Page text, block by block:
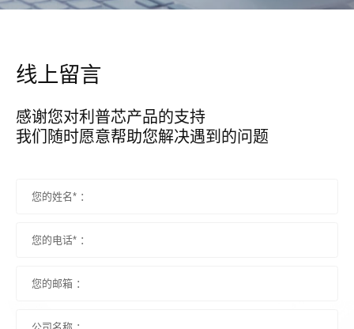
线上留言
感谢您对利普芯产品的支持
我们随时愿意帮助您解决遇到的问题